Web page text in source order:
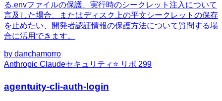
る.envファイルの保護、実行時のシークレット注入について
言及した場合、またはディスク上の平文シークレットの保存
を止めたい、開発者認証情報の保護方法について質問する場
合に活用できます。
by danchamorro
Anthropic Claudeセキュリティ ⭐ リポ 299
agentuity-cli-auth-login